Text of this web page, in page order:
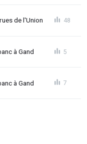
de l'Union 48
à Gand 5
à Gand 7